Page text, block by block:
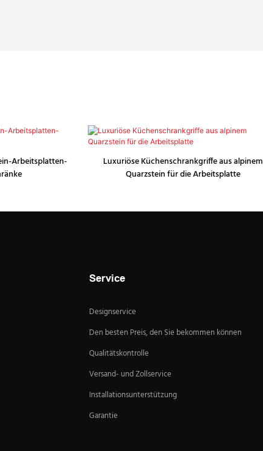
Arbeitsplatten-
Luxuriöse Küchenschrankgriffe aus alpinem
Quarzstein für die Arbeitsplatte
Service
Designservice
Den besten Preis, den Sie bekommen können
Qualitätskontrolle
Versand- und Zollservice
Installationsunterstützung
Garantie